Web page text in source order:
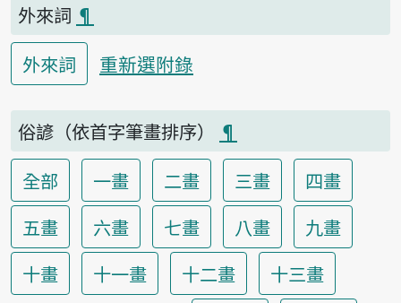
外來詞 ¶
外來詞
重新選附錄
俗諺（依首字筆畫排序）
¶
全部
一畫 二畫 三畫
四畫
五畫
六畫 七畫 八畫
九畫
十畫
十一畫 十二畫
十三畫